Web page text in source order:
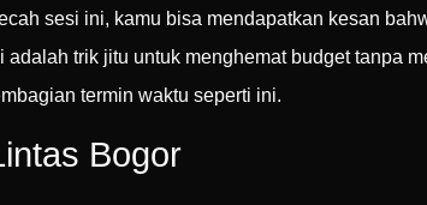
sesi ini, kamu bisa mendapatkan kesan
trik jitu untuk menghemat budget tanpa
termin waktu seperti ini.
Bogor